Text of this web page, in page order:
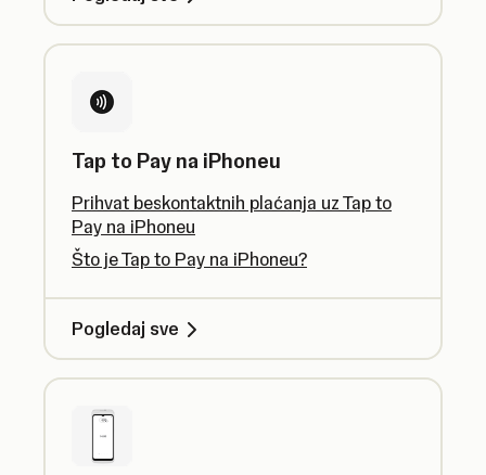
Tap to Pay na iPhoneu
Prihvat beskontaktnih plaćanja uz Tap to
Pay na iPhoneu
Što je Tap to Pay na iPhoneu?
Pogledaj sve